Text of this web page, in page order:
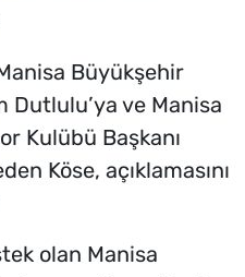
Büyükşehir
Dutlulu’ya ve Manisa
Kulübü Başkanı
Köse, açıklamasını
olan Manisa